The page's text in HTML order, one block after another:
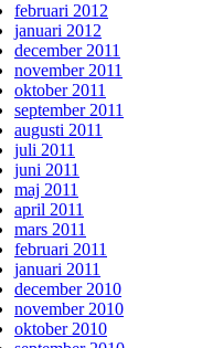
februari 2012
januari 2012
december 2011
november 2011
oktober 2011
september 2011
augusti 2011
juli 2011
juni 2011
maj 2011
april 2011
mars 2011
februari 2011
januari 2011
december 2010
november 2010
oktober 2010